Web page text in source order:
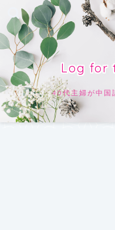
Log for
40代主婦が中国